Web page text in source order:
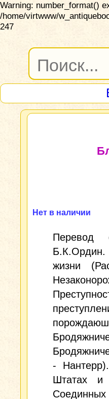
Warning: number_format()
/home/virtwww/
247
Нет в наличии
Перевод
Б.К.Ордин.
жизни
-
Штатах